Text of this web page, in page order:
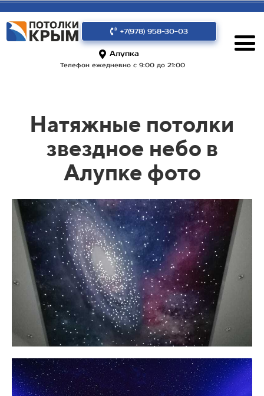
+7(978) 958-30-03
Алупка
Телефон ежедневно с 9:00 до 21:00
Натяжные потолки
звездное небо в
Алупке фото